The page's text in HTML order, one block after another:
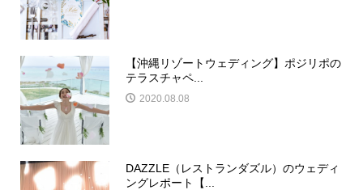
【沖縄リゾートウェディング】ポジリポの
テラスチャペ...
2020.08.08
DAZZLE（レストランダズル）のウェディ
ングレポート【...